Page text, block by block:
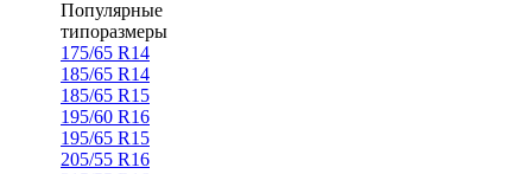
Популярные
типоразмеры
175/65 R14
185/65 R14
185/65 R15
195/60 R16
195/65 R15
205/55 R16